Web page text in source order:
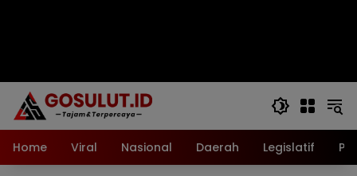
Home Viral Nasional Daerah Legislatif